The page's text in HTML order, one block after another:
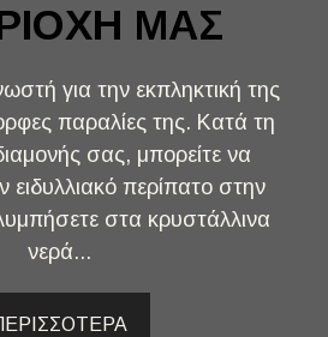
ΜΑΣ
για την εκπληκτική της
παραλίες της. Κατά τη
σας, μπορείτε να
ειδυλλιακό περίπατο στην
στα κρυστάλλινα
νερά...